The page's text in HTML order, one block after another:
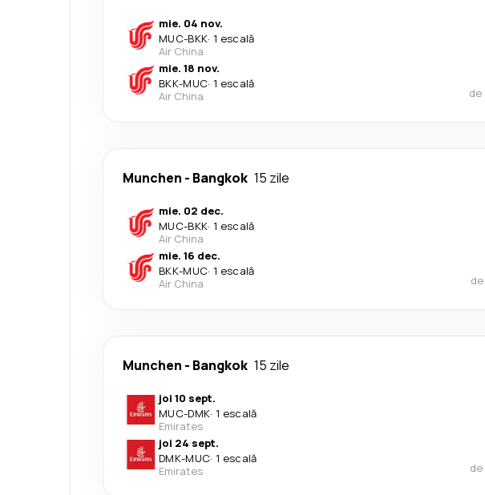
mie. 04 nov.
MUC-BKK· 1 escală
Air China
mie. 18 nov.
BKK-MUC· 1 escală
Air China
de
Munchen - Bangkok 15 zile
mie. 02 dec.
MUC-BKK· 1 escală
Air China
mie. 16 dec.
BKK-MUC· 1 escală
Air China
Munchen - Bangkok 15 zile
joi 10 sept.
MUC-DMK· 1 escală
Emirates
joi 24 sept.
DMK-MUC· 1 escală
Emirates
de